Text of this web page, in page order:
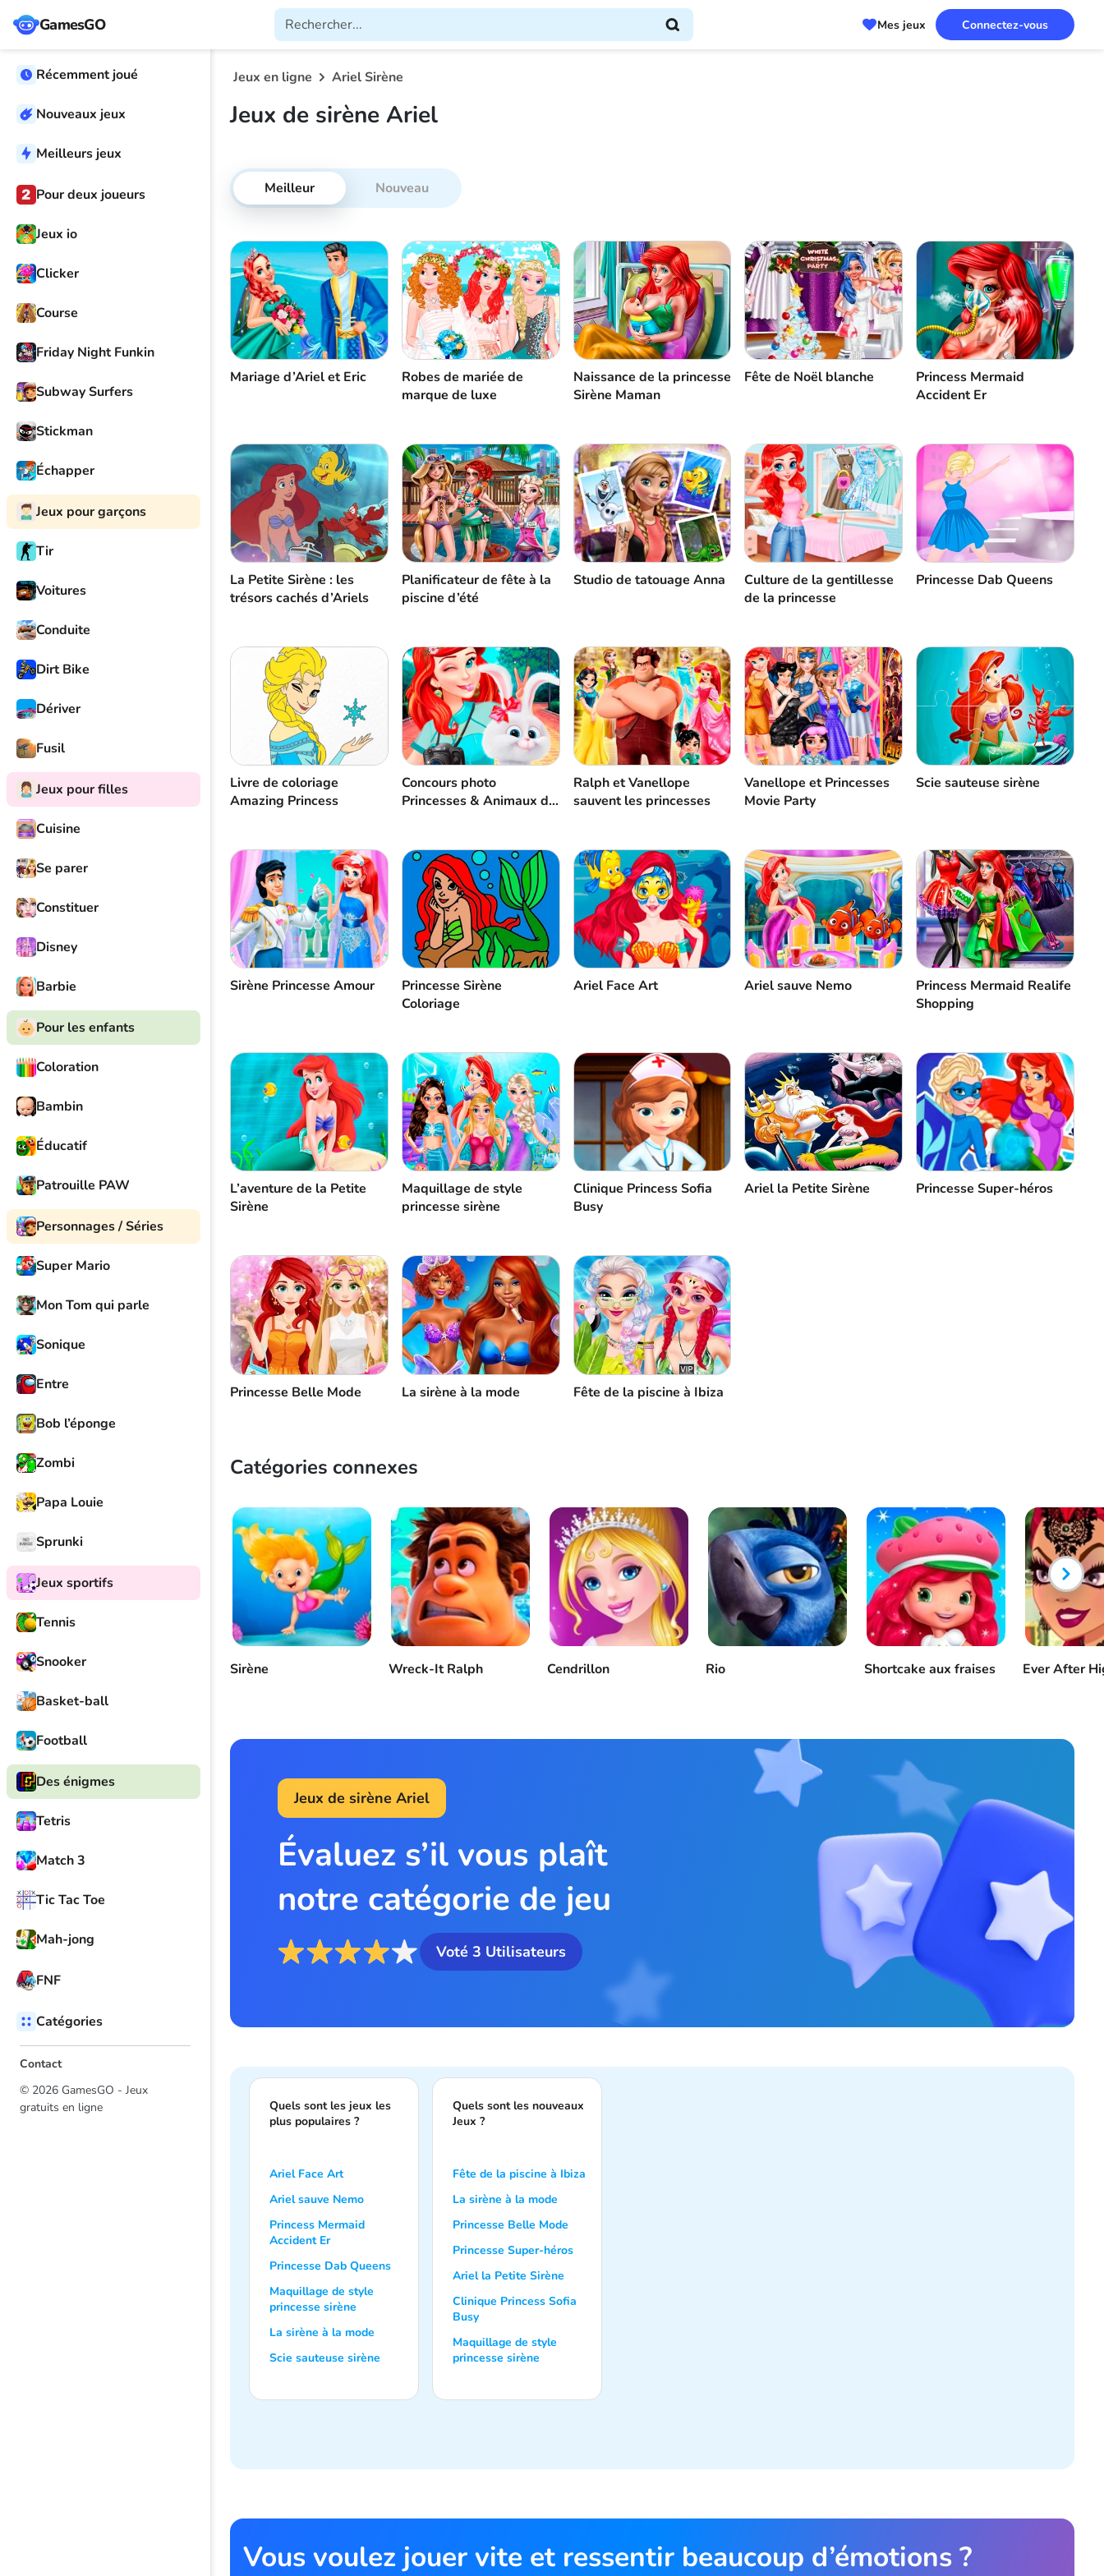
GamesGO Mes jeux Connectez-vous
Récemment joué
Nouveaux jeux
Meilleurs jeux
Pour deux joueurs
Jeux io
Clicker
Course
Friday Night Funkin
Subway Surfers
Stickman
Échapper
Jeux pour garçons
Tir
Voitures
Conduite
Dirt Bike
Dériver
Fusil
Jeux pour filles
Cuisine
Se parer
Constituer
Disney
Barbie
Pour les enfants
Coloration
Bambin
Éducatif
Patrouille PAW
Personnages / Séries
Super Mario
Mon Tom qui parle
Sonique
Entre
Bob l’éponge
Zombi
Papa Louie
Sprunki
Jeux sportifs
Tennis
Snooker
Basket-ball
Football
Des énigmes
Tetris
Match 3
Tic Tac Toe
Mah-jong
FNF
Catégories
Contact
© 2026 GamesGO - Jeux
gratuits en ligne
Jeux en ligne Ariel Sirène
Jeux de sirène Ariel
Meilleur Nouveau
Mariage d’Ariel et Eric
Robes de mariée de
marque de luxe
Naissance de la princesse
Sirène Maman
Fête de Noël blanche
Princess Mermaid
Accident Er
La Petite Sirène : les
trésors cachés d’Ariels
Planificateur de fête à la
piscine d’été
Studio de tatouage Anna
Culture de la gentillesse
de la princesse
Princesse Dab Queens
Livre de coloriage
Amazing Princess
Concours photo
Princesses & Animaux de
Ralph et Vanellope
sauvent les princesses
Vanellope et Princesses
Movie Party
Scie sauteuse sirène
Sirène Princesse Amour
Princesse Sirène
Coloriage
Ariel Face Art Ariel sauve Nemo
Princess Mermaid Realife
Shopping
L’aventure de la Petite
Sirène
Maquillage de style
princesse sirène
Clinique Princess Sofia
Busy
Ariel la Petite Sirène Princesse Super-héros
Princesse Belle Mode La sirène à la mode Fête de la piscine à Ibiza
Catégories connexes
Sirène Wreck-It Ralph Cendrillon Rio Shortcake aux fraises Ever After
Jeux de sirène Ariel
Évaluez s’il vous plaît
notre catégorie de jeu
Voté 3 Utilisateurs
Quels sont les jeux les
plus populaires ?
Ariel Face Art
Ariel sauve Nemo
Princess Mermaid
Accident Er
Princesse Dab Queens
Maquillage de style
princesse sirène
La sirène à la mode
Scie sauteuse sirène
Quels sont les nouveaux
Jeux ?
Fête de la piscine à Ibiza
La sirène à la mode
Princesse Belle Mode
Princesse Super-héros
Ariel la Petite Sirène
Clinique Princess Sofia
Busy
Maquillage de style
princesse sirène
Vous voulez jouer vite et ressentir beaucoup d’émotions ?